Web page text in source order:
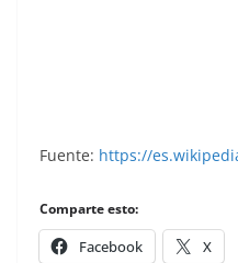
Fuente: https://
Comparte esto:
Facebook X